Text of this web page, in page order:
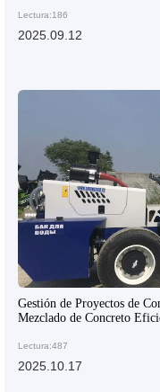
Lectura:186
2025.09.12
Gestión de Proyectos de
Mezclado de Concreto
Lectura:487
2025.10.17